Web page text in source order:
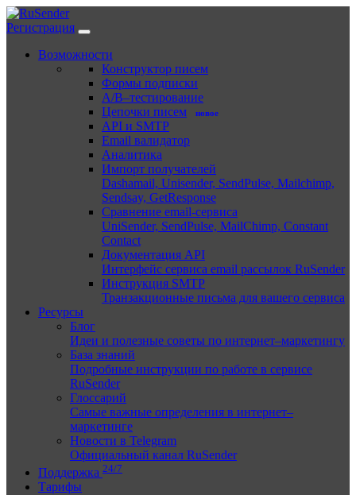
Регистрация
Возможности
Конструктор писем
Формы подписки
A/B–тестирование
Цепочки писем
новое
API и SMTP
Email валидатор
Аналитика
Импорт получателей
Dashamail, Unisender, SendPulse, Mailchimp,
Sendsay, GetResponse
Сравнение email-сервиса
UniSender, SendPulse, MailChimp, Constant
Contact
Документация API
Интерфейс сервиса email рассылок RuSender
Инструкция SMTP
Транзакционные письма для вашего сервиса
Ресурсы
Блог
Идеи и полезные советы по интернет–маркетингу
База знаний
Подробные инструкции по работе в сервисе
RuSender
Глоссарий
Самые важные определения в интернет–
маркетинге
Новости в Telegram
Официальный канал RuSender
Поддержка 24/7
Тарифы